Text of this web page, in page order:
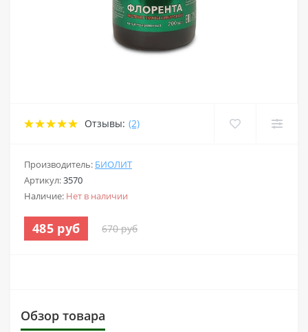
Отзывы: (2)
Производитель: БИОЛИТ
Артикул:3570
Наличие: Нет в наличии
485 руб 670 руб
Обзор товара